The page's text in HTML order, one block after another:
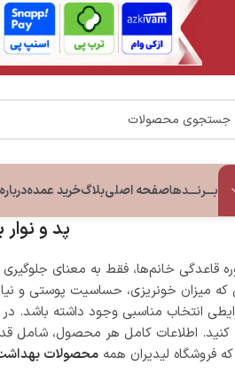
واتر
مراقبت چشم و ابرو
سرم و کرم دور چشم
ضد چروک دور چشم
ضد تیرگی و پف دور چشم
مرطوب کننده دور چشم
مراقبت بدن
روغن و لوسیون بدن
روشن کننده بدن
اسکراب بدن
ست مراقبت بدن
نرم
بـــرنـــدهاصفحه اصلیبلاگخرید عمده
پد و نوار
قاعدگی خانم‌ها، فقط به معنای
که میزان خونریزی، حساسیت پوستی و
انتخاب مناسبی وجود داشته باشد. در
اطلاعات کامل هر محصول، شامل
که فروشگاه لیدیران همه محصولات